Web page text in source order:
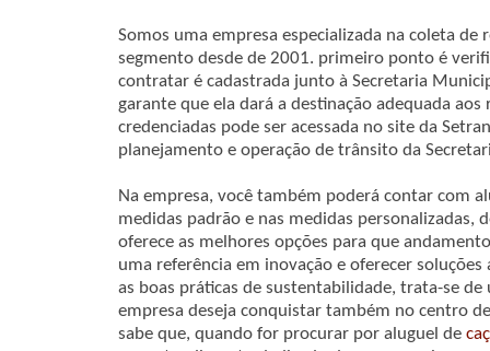
Somos uma empresa especializada na coleta
segmento desde de 2001. primeiro ponto é
contratar é cadastrada junto à Secretaria
garante que ela dará a destinação adequada
credenciadas pode ser acessada no site da
planejamento e operação de trânsito da
Na empresa, você também poderá contar com
medidas padrão e nas medidas personalizadas,
oferece as melhores opções para que
uma referência em inovação e oferecer
as boas práticas de sustentabilidade, trata-se
empresa deseja conquistar também no centro
sabe que, quando for procurar por aluguel de